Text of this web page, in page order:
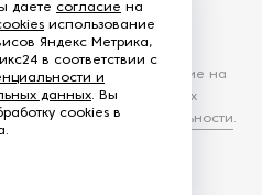
сайт, вы даете согласие на
и других пользовательских
Политикой конфиденциальности.
даете согласие на
использование
Яндекс Метрика,
в соответствии с
и
данных. Вы
cookies в